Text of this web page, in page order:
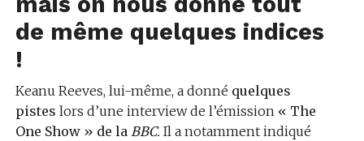
de même quelques indices
!
Keanu Reeves, lui-même, a donné quelques
pistes lors d’une interview de l’émission « The
One Show » de la BBC. Il a notamment indiqué